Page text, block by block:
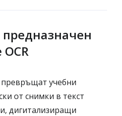
предназначен
учебни
от снимки в текст
дигитализиращи